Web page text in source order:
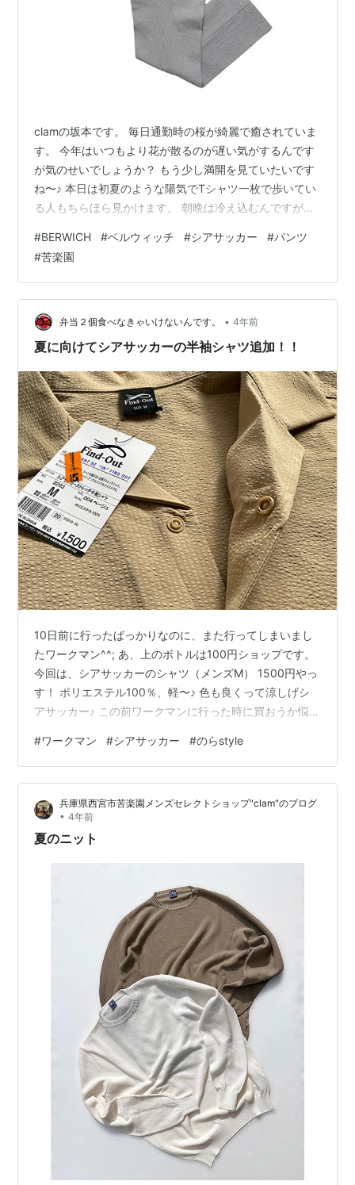
clamの坂本です。 毎日通勤時の桜が綺麗で癒されていま
す。 今年はいつもより花が散るのが遅い気がするんです
が気のせいでしょうか？ もう少し満開を見ていたいです
ね〜♪ 本日は初夏のような陽気でTシャツ一枚で歩いてい
る人もちらほら見かけます。 朝晩は冷え込むんですが日
item.rakuten.co.jp 先日のブログでご紹介しました
「TOMY」の生地違いです。 こちらはスバルピーノ社の
シアサッカー生地で夏にぴったりのパンツとなっており
ます。 シルエットは膝から裾にかけてストレートの美脚
パンツです。 こちらの丈はスニーカーに合わせて短めに
していますが、ジャ…
#BERWICH #ベルウィッチ #シアサッカー #パンツ
#苦楽園
弁当２個食べなきゃいけないんです。 • 4年前
夏に向けてシアサッカーの半袖シャツ追加！！
10日前に行ったばっかりなのに、また行ってしまいまし
たワークマン^^; あ、上のボトルは100円ショップです。
今回は、シアサッカーのシャツ（メンズM） 1500円やっ
す！ ポリエステル100％、軽〜♪ 色も良くって涼しげシ
アサッカー♪ この前ワークマンに行った時に買おうか悩ん
ので買いました。 夏山での活躍を期待します♪ 続いてマ
スク ほら、登山やウォーキングって。 農家のおばちゃん
たち、マスクしてんの見たことないけどねw ちょっとや
ってみたんだけど、これでいいのか？ アゴ？いいの？ よ
だれ掛け？ 下のヒラヒラの収め方がちょっとわからない
ん…
#ワークマン #シアサッカー #のらstyle
兵庫県西宮市苦楽園メンズセレクトショップ"clam"のブログ
• 4年前
夏のニット